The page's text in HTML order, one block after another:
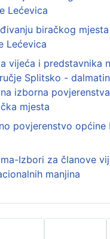
Lećevica
biračkog mjesta
Lećevica
vijeća i predstavnika
Splitsko -
izborna
mjesta
povjerenstvo općine
Izbori za članove
manjina